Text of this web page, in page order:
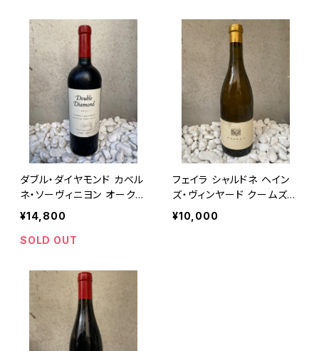
ダブル・ダイヤモンド カベル
ネ・ソーヴィニヨン オークヴ
ィル ナパ・ヴァレー 2021/ダ
ブル・ダイヤモンド
¥14,800
SOLD OUT
フェイラ シャルドネ ヘイン
ズ・ヴィンヤード クームズヴ
ィル 2015/フェイラ・ワイン
¥10,000